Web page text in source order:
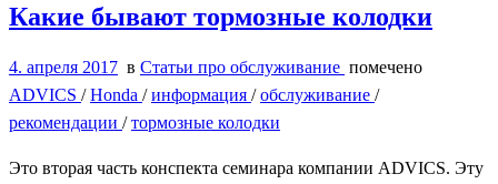
Какие бывают тормозные колодки
4. апреля 2017 в Статьи про обслуживание помечено
ADVICS /Honda /информация /обслуживание /
рекомендации /тормозные колодки
Это вторая часть конспекта семинара компании ADVICS. Эту